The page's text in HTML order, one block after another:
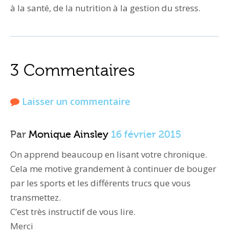
à la santé, de la nutrition à la gestion du stress.
3 Commentaires
Laisser un commentaire
Par Monique Ainsley 16 février 2015
On apprend beaucoup en lisant votre chronique.
Cela me motive grandement à continuer de bouger
par les sports et les différents trucs que vous
transmettez.
C’est très instructif de vous lire.
Merci